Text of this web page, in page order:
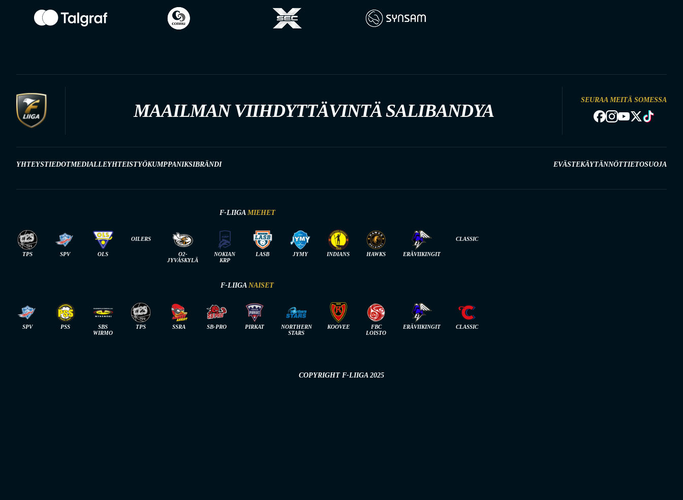
MAAILMAN VIIHDYTTÄVINTÄ SALIBANDYA
SEURAA MEITÄ SOMESSA
YHTEYSTIEDOTMEDIALLEYHTEISTYÖKUMPPANIKSIBRÄNDI EVÄSTEKÄYTÄNNÖTTIETOSUOJA
F-LIIGA MIEHET
TPS SPV OLS
OILERS
O2-
JYVÄSKYLÄ
NOKIAN
KRP
LASB JYMY INDIANS HAWKS ERÄVIIKINGIT
CLASSIC
F-LIIGA NAISET
SPV PSS
SBS
WIRMO
TPS SSRA SB-PRO PIRKAT
NORTHERN
STARS
KOOVEE
FBC
LOISTO
ERÄVIIKINGIT CLASSIC
COPYRIGHT F-LIIGA 2025